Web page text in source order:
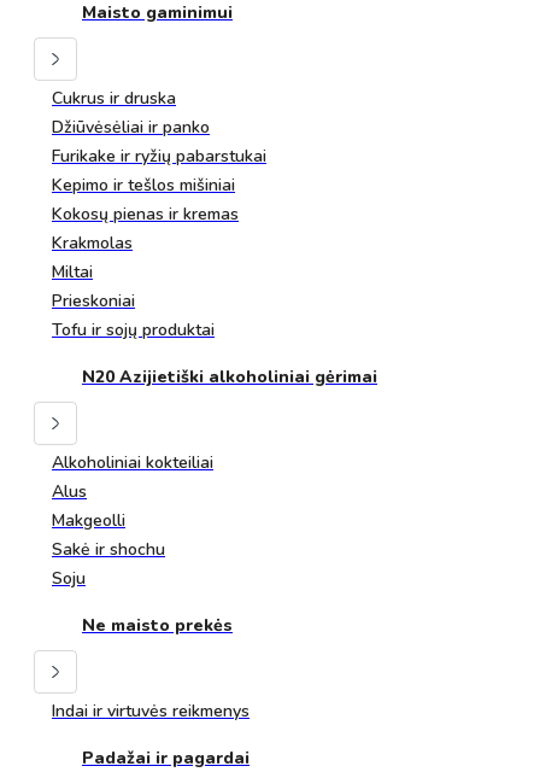
Maisto gaminimui
Cukrus ir druska
Džiūvėsėliai ir panko
Furikake ir ryžių pabarstukai
Kepimo ir tešlos mišiniai
Kokosų pienas ir kremas
Krakmolas
Miltai
Prieskoniai
Tofu ir sojų produktai
N20 Azijietiški alkoholiniai gėrimai
Alkoholiniai kokteiliai
Alus
Makgeolli
Sakė ir shochu
Soju
Ne maisto prekės
Indai ir virtuvės reikmenys
Padažai ir pagardai